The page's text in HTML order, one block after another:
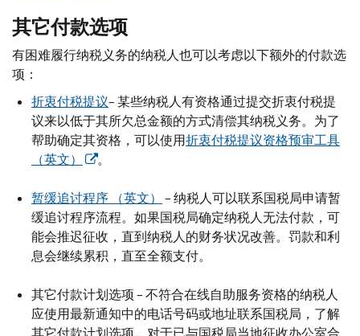
其它付款选项
有困难履行纳税义务的纳税人也可以考虑以下额外的付款选
项：
折衷付税提议– 某些纳税人有资格通过提交折衷付税提
议来以低于其所欠总金额的方式清偿其纳税义务。为了
帮助确定其资格，可以使用折衷付税提议资格预审工具
（英文）
。
暂缓追讨程序 （英文）
– 纳税人可以联系国税局申请暂
缓追讨程序流程。如果国税局确定纳税人无法付款，可
能会推迟征收，直到纳税人的财务状况改善。罚款和利
息会继续累积，直至全额支付。
其它付款计划选项 – 不符合在线自助服务资格的纳税人
应使用最新通知中的电话号码或地址联系国税局，了解